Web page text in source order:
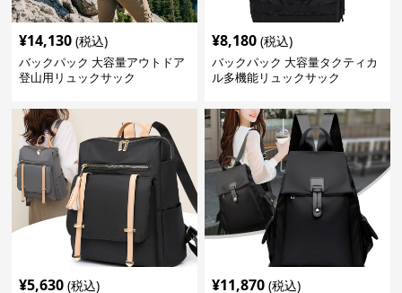
¥14,130 (税込)
バックパック 大容量アウトドア
登山用リュックサック
¥8,180 (税込)
バックパック 大容量タクティカ
ル多機能リュックサック
¥5,630 (税込) ¥11,870 (税込)